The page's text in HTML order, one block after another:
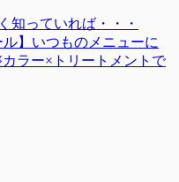
知っていれば・・・
ル】いつものメニューに
ラー×トリートメントで